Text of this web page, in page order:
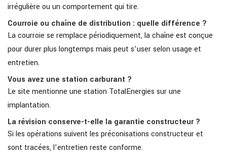
irrégulière ou un comportement qui tire.
Courroie ou chaîne de distribution : quelle différence ?
La courroie se remplace périodiquement, la chaîne est conçue
pour durer plus longtemps mais peut s’user selon usage et
entretien.
Vous avez une station carburant ?
Le site mentionne une station TotalEnergies sur une
implantation.
La révision conserve-t-elle la garantie constructeur ?
Si les opérations suivent les préconisations constructeur et
sont tracées, l’entretien reste conforme.